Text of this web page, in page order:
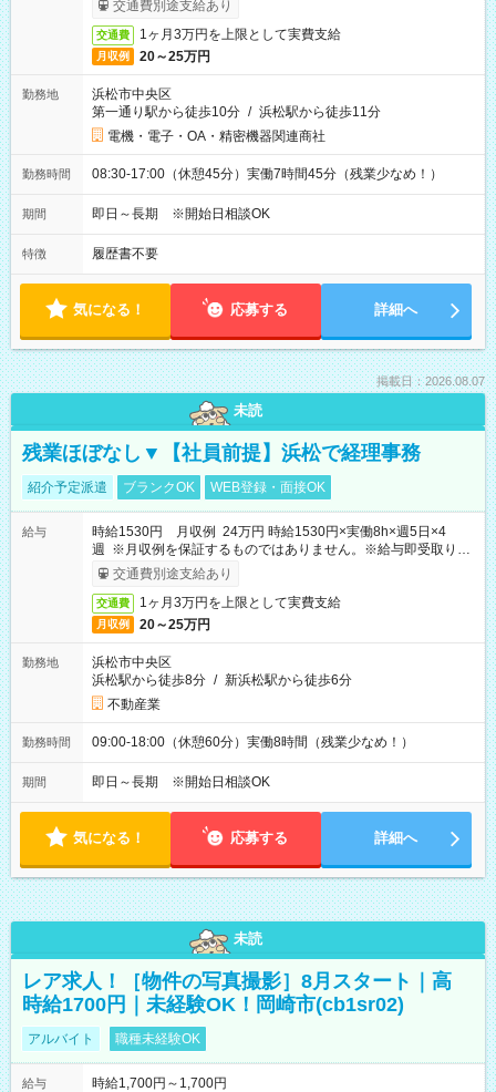
交通費別途支給あり
交通費 1ヶ月3万円を上限として実費支給
月収例 20～25万円
勤務地
浜松市中央区
第一通り駅から徒歩10分 / 浜松駅から徒歩11分
電機・電子・OA・精密機器関連商社
勤務時間 08:30-17:00（休憩45分）実働7時間45分（残業少なめ！）
期間 即日～長期 ※開始日相談OK
特徴 履歴書不要
気になる！ 応募する 詳細へ
掲載日：2026.08.07
未読
残業ほぼなし▼【社員前提】浜松で経理事務
紹介予定派遣 ブランクOK WEB登録・面接OK
給与
時給1530円 月収例 24万円 時給1530円×実働8h×週5日×4
週 ※月収例を保証するものではありません。※給与即受取りサ
ービス利用可（利用条件有）
交通費別途支給あり
交通費 1ヶ月3万円を上限として実費支給
月収例 20～25万円
勤務地
浜松市中央区
浜松駅から徒歩8分 / 新浜松駅から徒歩6分
不動産業
勤務時間 09:00-18:00（休憩60分）実働8時間（残業少なめ！）
期間 即日～長期 ※開始日相談OK
気になる！ 応募する 詳細へ
未読
レア求人！［物件の写真撮影］8月スタート｜高
時給1700円｜未経験OK！岡崎市(cb1sr02)
アルバイト 職種未経験OK
給与
時給1,700円～1,700円